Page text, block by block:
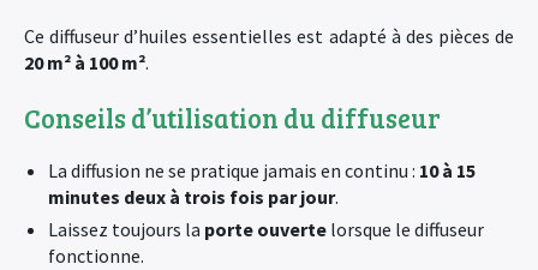
Ce diffuseur d’huiles essentielles est adapté à des pièces de
20 m² à 100 m².
Conseils d’utilisation du diffuseur
La diffusion ne se pratique jamais en continu : 10 à 15
minutes deux à trois fois par jour.
Laissez toujours la porte ouverte lorsque le diffuseur
fonctionne.